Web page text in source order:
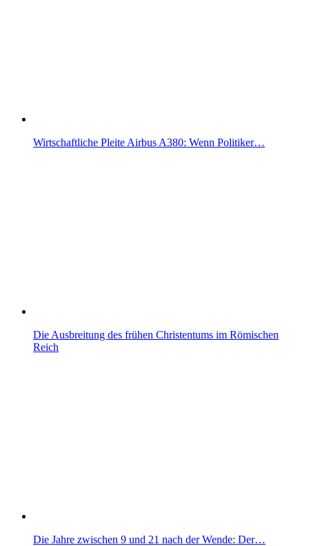
Wirtschaftliche Pleite Airbus A380: Wenn Politiker…
Die Ausbreitung des frühen Christentums im Römischen
Reich
Die Jahre zwischen 9 und 21 nach der Wende: Der…